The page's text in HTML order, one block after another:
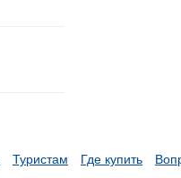
Туристам Где купить